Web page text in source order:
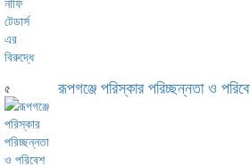
৫ রূপগঞ্জে পরিস্কার পরিচ্ছন্নতা ও